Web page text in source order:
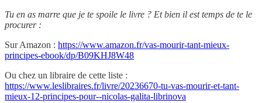
Tu en as marre que je te spoile le livre ? Et bien il est temps de te le
procurer :
Sur Amazon : https://www.amazon.fr/vas-mourir-tant-mieux-
principes-ebook/dp/B09KHJ8W48
Ou chez un libraire de cette liste :
https://www.leslibraires.fr/livre/20236670-tu-vas-mourir-et-tant-
mieux-12-principes-pour--nicolas-galita-librinova